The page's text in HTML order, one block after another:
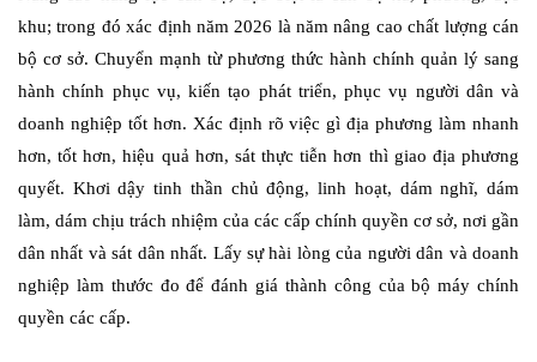
khu; trong đó xác định năm 2026 là năm nâng cao chất lượng cán
bộ cơ sở. Chuyển mạnh từ phương thức hành chính quản lý sang
hành chính phục vụ, kiến tạo phát triển, phục vụ người dân và
doanh nghiệp tốt hơn. Xác định rõ việc gì địa phương làm nhanh
hơn, tốt hơn, hiệu quả hơn, sát thực tiễn hơn thì giao địa phương
quyết. Khơi dậy tinh thần chủ động, linh hoạt, dám nghĩ, dám
làm, dám chịu trách nhiệm của các cấp chính quyền cơ sở, nơi gần
dân nhất và sát dân nhất. Lấy sự hài lòng của người dân và doanh
nghiệp làm thước đo để đánh giá thành công của bộ máy chính
quyền các cấp.